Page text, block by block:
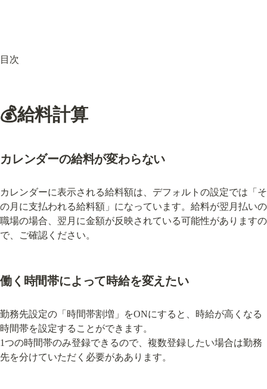
目次
💰給料計算
カレンダーの給料が変わらない
カレンダーに表示される給料額は、デフォルトの設定では「そ
の月に支払われる給料額」になっています。給料が翌月払いの
職場の場合、翌月に金額が反映されている可能性がありますの
で、ご確認ください。
働く時間帯によって時給を変えたい
勤務先設定の「時間帯割増」をONにすると、時給が高くなる
時間帯を設定することができます。
1つの時間帯のみ登録できるので、複数登録したい場合は勤務
先を分けていただく必要がああります。